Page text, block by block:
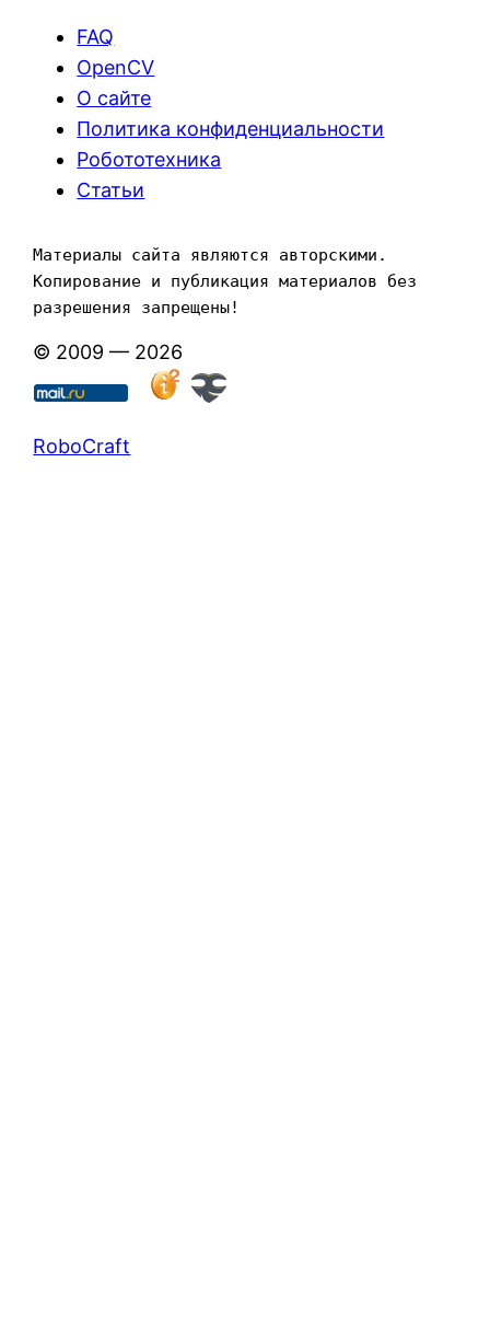
FAQ
OpenCV
О сайте
Политика конфиденциальности
Робототехника
Статьи
Материалы сайта являются авторскими.
Копирование и публикация материалов без
разрешения запрещены!
© 2009 — 2026
RoboCraft